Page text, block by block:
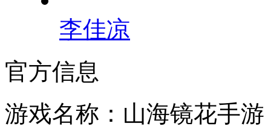
李佳凉
官方信息
游戏名称：山海镜花手游